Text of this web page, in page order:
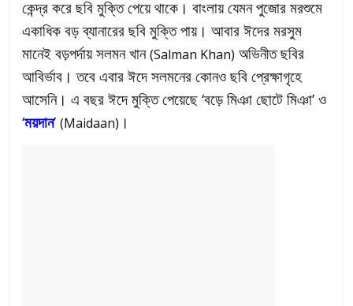
কেন্দ্র করে ছবি মুক্তি পেয়ে থাকে। বাংলায় যেমন পুজোর মরশুমে
একাধিক বড় ব্যানারের ছবি মুক্তি পায়। আবার ঈদের মরসুম
মানেই বড়পর্দায় সলমন খান(Salman Khan) অভিনীত ছবির
আবির্ভাব। তবে এবার ঈদে সলমনের কোনও ছবি প্রেক্ষাগৃহে
আসেনি। এ বছর ঈদে মুক্তি পেয়েছে ‘বড়ে মিঞা ছোটে মিঞা’ ও
‘ময়দান’(Maidaan) ।